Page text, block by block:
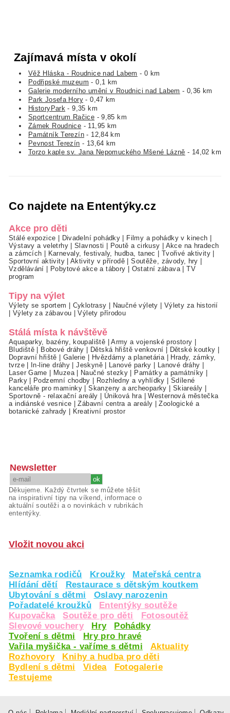
Zajímavá místa v okolí
Věž Hláska - Roudnice nad Labem - 0 km
Podřipské muzeum - 0,1 km
Galerie moderního umění v Roudnici nad Labem - 0,36 km
Park Josefa Hory - 0,47 km
HistoryPark - 9,35 km
Sportcentrum Račice - 9,85 km
Zámek Roudnice - 11,95 km
Památník Terezín - 12,84 km
Pevnost Terezín - 13,64 km
Torzo kaple sv. Jana Nepomuckého Mšené Lázně - 14,02 km
Co najdete na Ententýky.cz
Akce pro děti
Stálé expozice Divadelní pohádky Filmy a pohádky v kinech
Výstavy a veletrhy|Slavnosti Poutě a cirkusy
Akce na hradech
a zámcích
Karnevaly, festivaly, hudba, tanec Tvořivé aktivity
Sportovní aktivity|Aktivity v přírodě |Soutěže, závody, hry
Vzdělávání
Pobytové akce a tábory Ostatní zábava |TV
program
Tipy na výlet
Výlety se sportem Cyklotrasy Naučné výlety
Výlety za historií
Výlety za zábavou |Výlety přírodou
Stálá místa k návštěvě
Aquaparky, bazény, koupaliště |Army a vojenské prostory
Bludiště
Bobové dráhy Dětská hřiště venkovní Dětské koutky
Dopravní hřiště
Galerie Hvězdárny a planetária
Hrady, zámky,
tvrze| In-line dráhy |Jeskyně| Lanové parky Lanové dráhy
Laser Game
Muzea| Naučné stezky Památky a památníky
Parky| Podzemní chodby Rozhledny a vyhlídky
Sdílené
kanceláře pro maminky |Skanzeny a archeoparky Skiareály
Sportovně - relaxační areály
Úniková hra |Westernová městečka
a indiánské vesnice |Zábavní centra a areály |Zoologické a
botanické zahrady
Kreativní prostor
Newsletter
Děkujeme. Každý čtvrtek se můžete těšit
na inspirativní tipy na víkend, informace o
aktuální soutěži a o novinkách v rubrikách
ententýky.
Vložit novou akci
Seznamka rodičů Kroužky
Mateřská centra
Hlídání dětí
Restaurace s dětským koutkem
Ubytování s dětmi
Oslavy narozenin
Pořadatelé kroužků
Ententýky soutěže
Kupovačka
Soutěže pro děti
Fotosoutěž
Slevové vouchery
Hry
Pohádky
Tvoření s dětmi
Hry pro hravé
Vařila myšička - vaříme s dětmi
Aktuality
Rozhovory
Knihy a hudba pro děti
Bydlení s dětmi
Videa
Fotogalerie
Testujeme